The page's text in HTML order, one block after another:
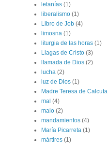
letanías (1)
liberalismo (1)
Libro de Job (4)
limosna (1)
liturgia de las horas (1)
Llagas de Cristo (3)
llamada de Dios (2)
lucha (2)
luz de Dios (1)
Madre Teresa de Calcuta
mal (4)
malo (2)
mandamientos (4)
María Picarreta (1)
mártires (1)